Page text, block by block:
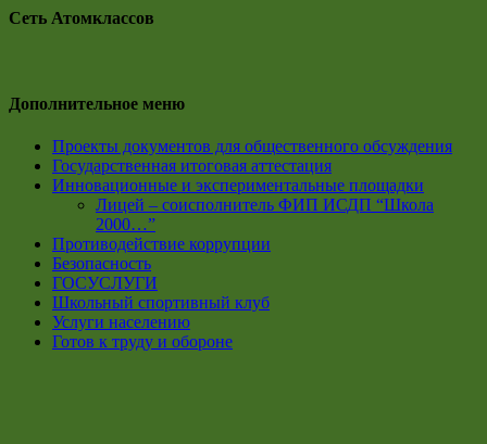
Сеть Атомклассов
Дополнительное меню
Проекты документов для общественного обсуждения
Государственная итоговая аттестация
Инновационные и экспериментальные площадки
Лицей – соисполнитель ФИП ИСДП “Школа
2000…”
Противодействие коррупции
Безопасность
ГОСУСЛУГИ
Школьный спортивный клуб
Услуги населению
Готов к труду и обороне